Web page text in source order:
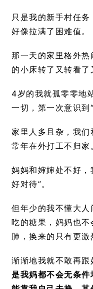
只是我的新手村任
好像拉满了困难值。
那一天的家里格外
的小床转了又转看了
4岁的我就孤零零地
一切，第一次意识到“
家里人多且杂，我
常年在外打工不归家
妈妈和婶婶处不好，
好对待”。
但年少的我不懂大
吃的糖果，妈妈也
肺，换来的只有更激
渐渐地我就不敢再跟
是我妈都不会无条